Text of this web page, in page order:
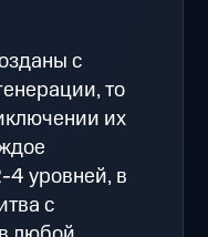
с
то
их
4 уровней, в
с